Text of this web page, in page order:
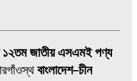
১২তম জাতীয় এসএমই পণ্য
বাংলাদেশ–চীন